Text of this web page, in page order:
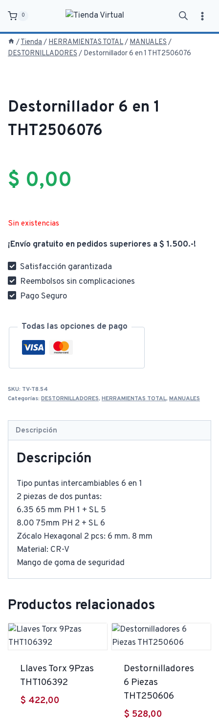
contenido
0
/Tienda / HERRAMIENTAS TOTAL/ MANUALES /
DESTORNILLADORES / Destornillador 6 en 1 THT2506076
Destornillador 6 en 1
THT2506076
$ 0,00
Sin existencias
¡Envío gratuito en pedidos superiores a $ 1.500.-!
Satisfacción garantizada
Reembolsos sin complicaciones
Pago Seguro
Todas las opciones de pago
SKU: TV-T8.54
Categorías: DESTORNILLADORES, HERRAMIENTAS TOTAL, MANUALES
Descripción
Descripción
Tipo puntas intercambiables 6 en 1
2 piezas de dos puntas:
6.35 65 mm PH 1 + SL 5
8.00 75mm PH 2 + SL 6
Zócalo Hexagonal 2 pcs: 6 mm. 8 mm
Material: CR-V
Mango de goma de seguridad
Productos relacionados
Llaves Torx 9Pzas
THT106392
$ 422,00
Destornilladores
6 Piezas
THT250606
$ 528,00